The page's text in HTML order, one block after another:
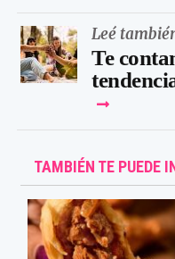
Leé
Te
TAMBIÉN TE PUEDE